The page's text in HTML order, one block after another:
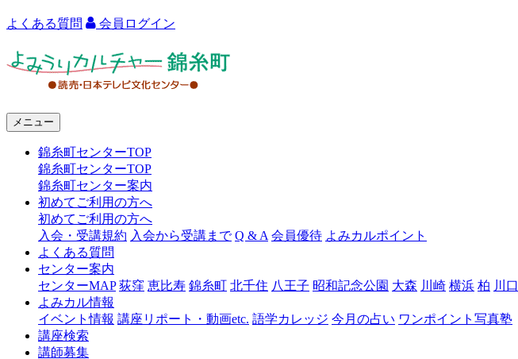
よくある質問 会員ログイン
ャ
錦
糸
メニュー
錦糸町センターTOP
錦糸町センターTOP
錦糸町センター案内
初めてご利用の方へ
初めてご利用の方へ
入会・受講規約 入会から受講まで Q & A 会員優待 よみカルポイント
よくある質問
センター案内
センターMAP 荻窪 恵比寿 錦糸町 北千住 八王子 昭和記念公園 大森 川崎 横浜 柏 川口
よみカル情報
イベント情報 講座リポート・動画etc. 語学カレッジ 今月の占い ワンポイント写真塾
講座検索
講師募集